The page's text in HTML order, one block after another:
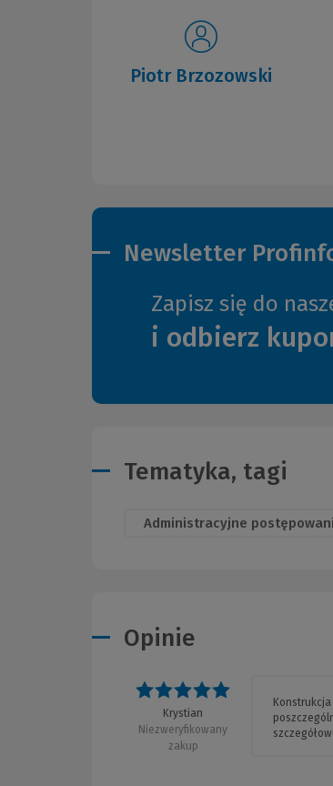
Piotr Brzozowski
Newsletter
Zapisz się do
i odbierz
Tematyka, tagi
Administracyjne
Opinie
Ocena: 5 na
Krystian
Niezweryfikowany
zakup